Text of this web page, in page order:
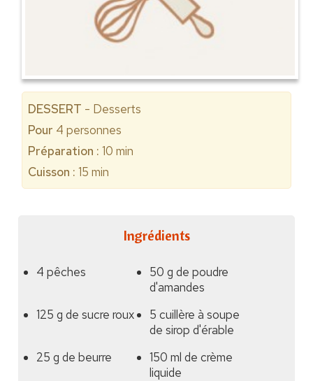
DESSERT - Desserts
Pour 4 personnes
Préparation : 10 min
Cuisson : 15 min
Ingrédients
4 pêches
50 g de poudre
d'amandes
125 g de sucre roux
5 cuillère à soupe
de sirop d'érable
25 g de beurre
150 ml de crème
liquide